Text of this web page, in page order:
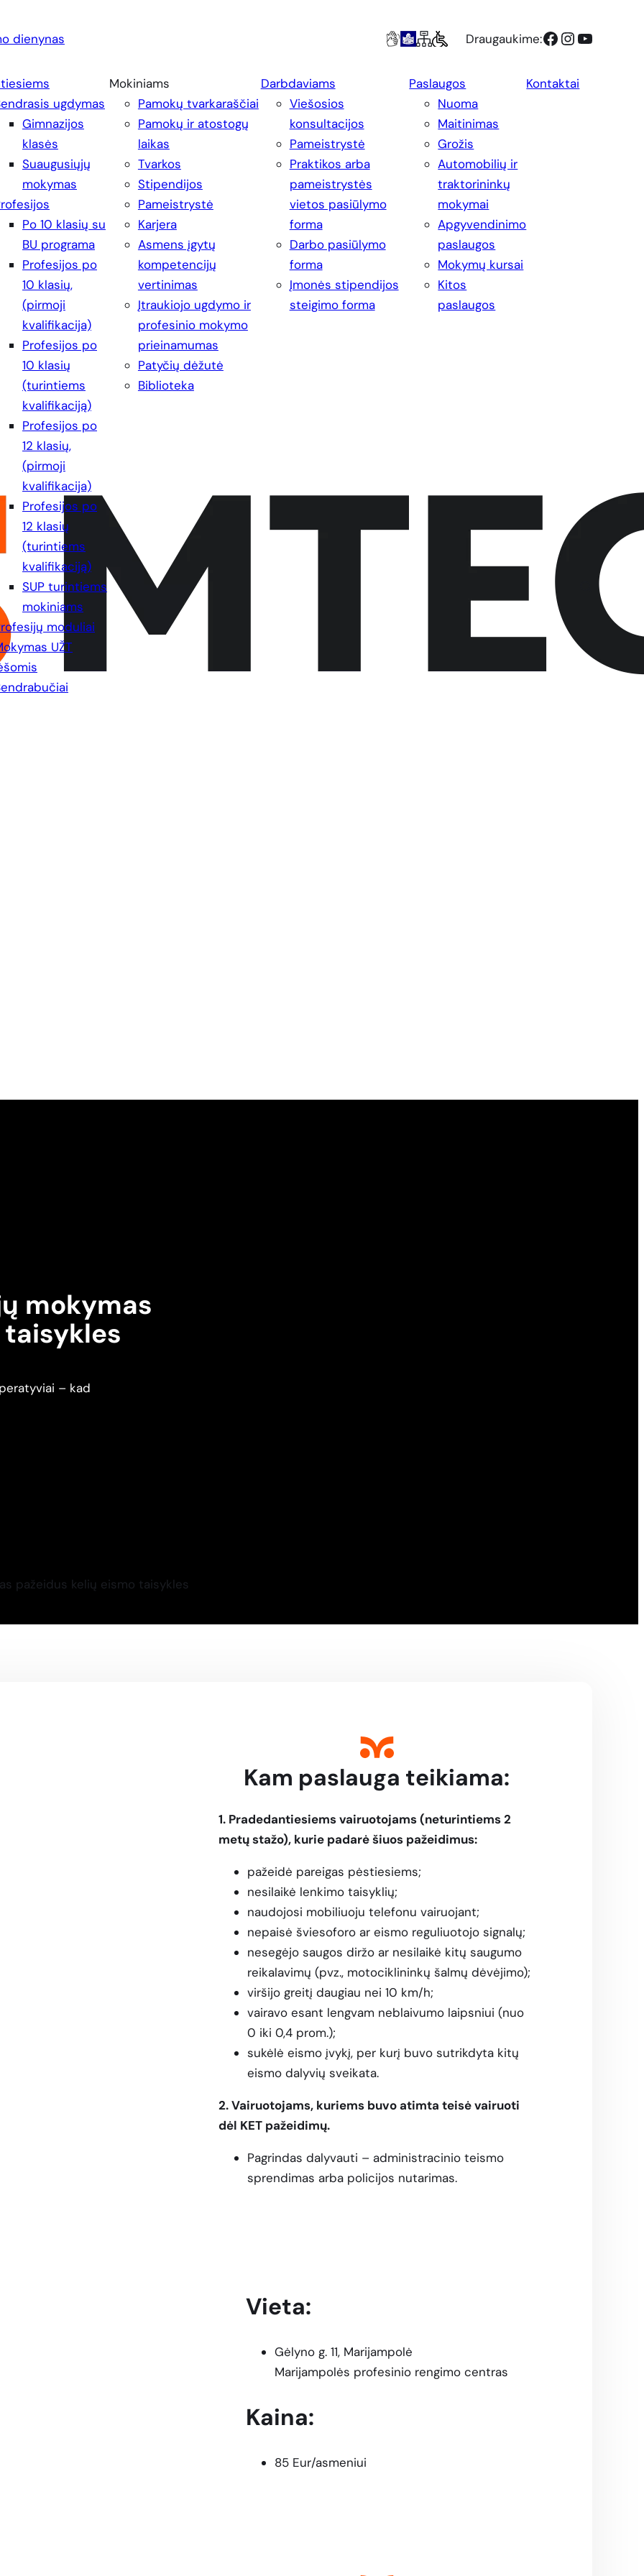
dienynas Draugaukime:Facebook
Instagram
YouTube
ugdymas
Gimnazijos
klasės
Suaugusiųjų
mokymas
Po 10 klasių su
BU programa
Profesijos po
10 klasių,
(pirmoji
kvalifikacija)
Profesijos po
10 klasių
(turintiems
kvalifikaciją)
Profesijos po
12 klasių,
(pirmoji
kvalifikacija)
Profesijos po
12 klasių
(turintiems
kvalifikaciją)
SUP turintiems
mokiniams
moduliai
UŽT
Mokiniams
Pamokų tvarkaraščiai
Pamokų ir atostogų
laikas
Tvarkos
Stipendijos
Pameistrystė
Karjera
Asmens įgytų
kompetencijų
vertinimas
Įtraukiojo ugdymo ir
profesinio mokymo
prieinamumas
Patyčių dėžutė
Biblioteka
Darbdaviams
Viešosios
konsultacijos
Pameistrystė
Praktikos arba
pameistrystės
vietos pasiūlymo
forma
Darbo pasiūlymo
forma
Įmonės stipendijos
steigimo forma
Paslaugos
Nuoma
Maitinimas
Grožis
Automobilių ir
traktorininkų
mokymai
Apgyvendinimo
paslaugos
Mokymų kursai
Kitos
paslaugos
Kontaktai
button
mokymas
– kad
pažeidus kelių eismo taisykles
Kam paslauga teikiama:
1. Pradedantiesiems vairuotojams (neturintiems 2
metų stažo), kurie padarė šiuos pažeidimus:
pažeidė pareigas pėstiesiems;
nesilaikė lenkimo taisyklių;
naudojosi mobiliuoju telefonu vairuojant;
nepaisė šviesoforo ar eismo reguliuotojo signalų;
nesegėjo saugos diržo ar nesilaikė kitų saugumo
reikalavimų (pvz., motociklininkų šalmų dėvėjimo);
viršijo greitį daugiau nei 10 km/h;
vairavo esant lengvam neblaivumo laipsniui (nuo
0 iki 0,4 prom.);
sukėlė eismo įvykį, per kurį buvo sutrikdyta kitų
eismo dalyvių sveikata.
2. Vairuotojams, kuriems buvo atimta teisė vairuoti
dėl KET pažeidimų.
Pagrindas dalyvauti – administracinio teismo
sprendimas arba policijos nutarimas.
Vieta:
Gėlyno g. 11, Marijampolė
Marijampolės profesinio rengimo centras
Kaina:
85 Eur/asmeniui